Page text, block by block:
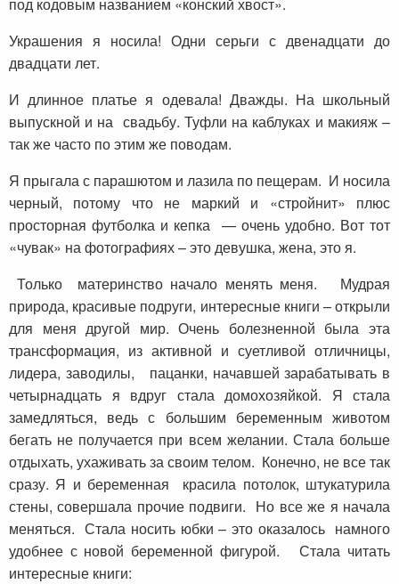
Украшения я носила! Одни серьги с двенадцати до
двадцати лет.
И длинное платье я одевала! Дважды. На школьный
выпускной и на свадьбу. Туфли на каблуках и макияж –
так же часто по этим же поводам.
Я прыгала с парашютом и лазила по пещерам. И носила
черный, потому что не маркий и «стройнит» плюс
просторная футболка и кепка — очень удобно. Вот тот
«чувак» на фотографиях – это девушка, жена, это я.
Только материнство начало менять меня. Мудрая
природа, красивые подруги, интересные книги – открыли
для меня другой мир. Очень болезненной была эта
трансформация, из активной и суетливой отличницы,
лидера, заводилы, пацанки, начавшей зарабатывать в
четырнадцать я вдруг стала домохозяйкой. Я стала
замедляться, ведь с большим беременным животом
бегать не получается при всем желании. Стала больше
отдыхать, ухаживать за своим телом. Конечно, не все так
сразу. Я и беременная красила потолок, штукатурила
стены, совершала прочие подвиги. Но все же я начала
меняться. Стала носить юбки – это оказалось намного
удобнее с новой беременной фигурой. Стала читать
интересные книги: